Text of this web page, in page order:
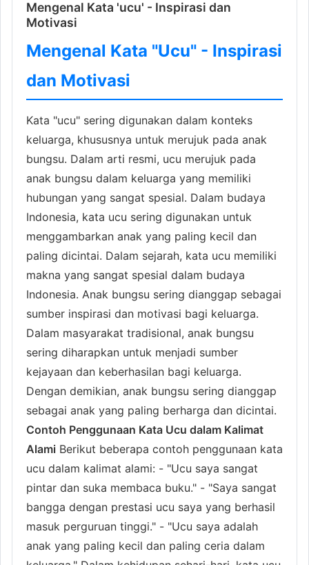
Mengenal Kata 'ucu' - Inspirasi dan
Motivasi
Mengenal Kata "Ucu" - Inspirasi
dan Motivasi
Kata "ucu" sering digunakan dalam konteks
keluarga, khususnya untuk merujuk pada anak
bungsu. Dalam arti resmi, ucu merujuk pada
anak bungsu dalam keluarga yang memiliki
hubungan yang sangat spesial. Dalam budaya
Indonesia, kata ucu sering digunakan untuk
menggambarkan anak yang paling kecil dan
paling dicintai. Dalam sejarah, kata ucu memiliki
makna yang sangat spesial dalam budaya
Indonesia. Anak bungsu sering dianggap sebagai
sumber inspirasi dan motivasi bagi keluarga.
Dalam masyarakat tradisional, anak bungsu
sering diharapkan untuk menjadi sumber
kejayaan dan keberhasilan bagi keluarga.
Dengan demikian, anak bungsu sering dianggap
sebagai anak yang paling berharga dan dicintai.
Contoh Penggunaan Kata Ucu dalam Kalimat
Alami Berikut beberapa contoh penggunaan kata
ucu dalam kalimat alami: - "Ucu saya sangat
pintar dan suka membaca buku." - "Saya sangat
bangga dengan prestasi ucu saya yang berhasil
masuk perguruan tinggi." - "Ucu saya adalah
anak yang paling kecil dan paling ceria dalam